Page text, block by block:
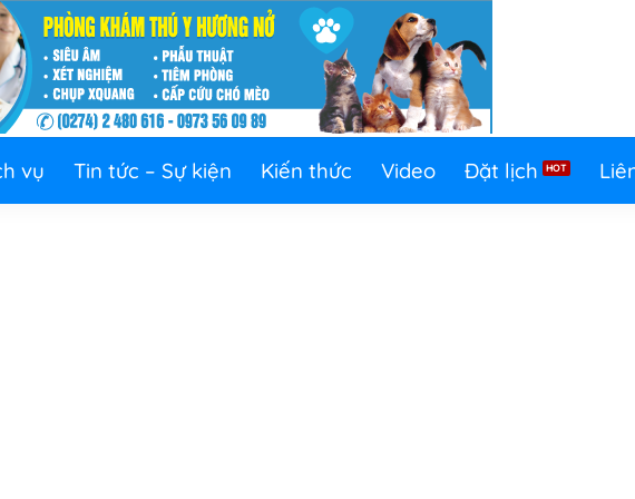
vụ Tin tức – Sự kiện Kiến thức Video Đặt lịch